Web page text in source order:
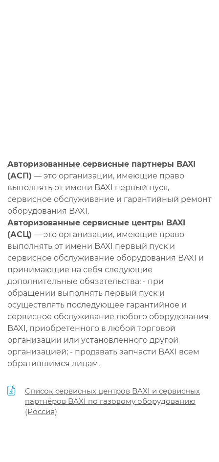
Авторизованные сервисные партнеры BAXI
(АСП) — это организации, имеющие право
выполнять от имени BAXI первый пуск,
сервисное обслуживание и гарантийный ремонт
оборудования BAXI.
Авторизованные сервисные центры BAXI
(АСЦ) — это организации, имеющие право
выполнять от имени BAXI первый пуск и
сервисное обслуживание оборудования BAXI и
принимающие на себя следующие
дополнительные обязательства: - при
обращении выполнять первый пуск и
осуществлять последующее гарантийное и
сервисное обслуживание любого оборудования
BAXI, приобретенного в любой торговой
организации или установленного другой
организацией; - продавать запчасти BAXI всем
обратившимся лицам.
Список сервисных центров BAXI и сервисных
партнёров BAXI по газовому оборудованию
(Россия)